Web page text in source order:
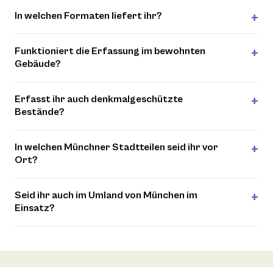
In welchen Formaten liefert ihr?
Funktioniert die Erfassung im bewohnten
Gebäude?
Erfasst ihr auch denkmalgeschützte
Bestände?
In welchen Münchner Stadtteilen seid ihr vor
Ort?
Seid ihr auch im Umland von München im
Einsatz?